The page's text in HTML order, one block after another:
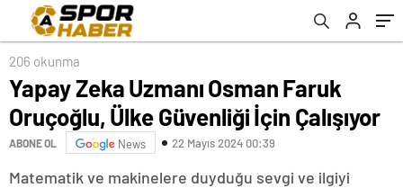
206 okunma
Yapay Zeka Uzmanı Osman Faruk
Oruçoğlu, Ülke Güvenliği İçin Çalışıyor
ABONE OL News 22 Mayıs 2024 00:39
Matematik ve makinelere duyduğu sevgi ve ilgiyi